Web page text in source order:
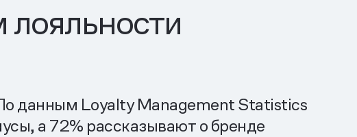
данным Loyalty Management Statistics
а 72% рассказывают о бренде